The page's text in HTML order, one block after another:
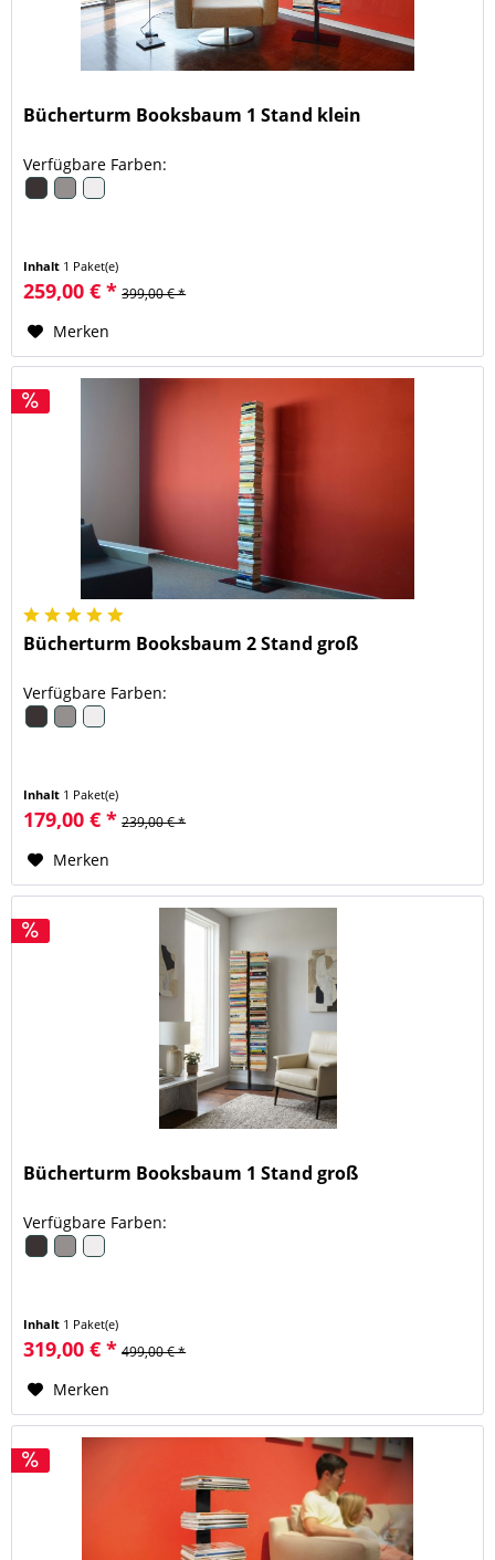
Bücherturm Booksbaum 1 Stand klein
Verfügbare Farben:
Inhalt 1 Paket(e)
259,00 € * 399,00 € *
Merken
Bücherturm Booksbaum 2 Stand groß
Verfügbare Farben:
Inhalt 1 Paket(e)
179,00 € * 239,00 € *
Merken
Bücherturm Booksbaum 1 Stand groß
Verfügbare Farben:
Inhalt 1 Paket(e)
319,00 € * 499,00 € *
Merken